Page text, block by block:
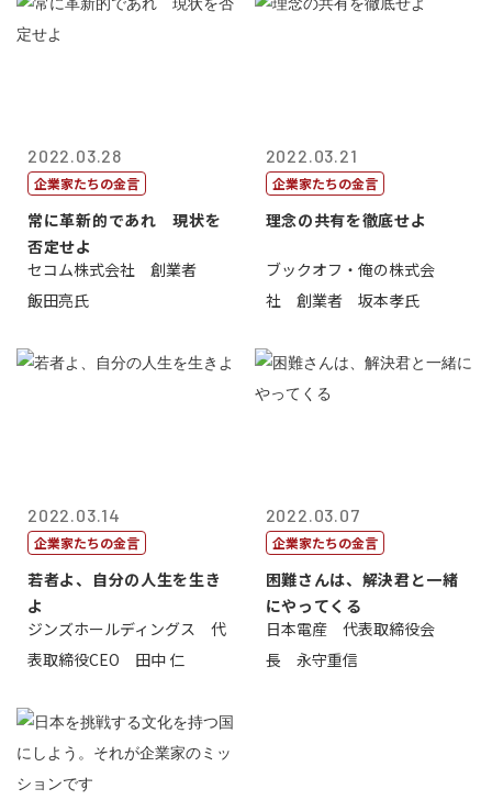
2022.03.28
企業家たちの金言
常に革新的であれ 現状を
否定せよ
セコム株式会社 創業者
飯田亮氏
2022.03.21
企業家たちの金言
理念の共有を徹底せよ
ブックオフ・俺の株式会
社 創業者 坂本孝氏
2022.03.14
企業家たちの金言
若者よ、自分の人生を生き
よ
ジンズホールディングス 代
表取締役CEO 田中 仁
2022.03.07
企業家たちの金言
困難さんは、解決君と一緒
にやってくる
日本電産 代表取締役会
長 永守重信